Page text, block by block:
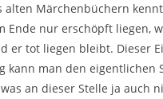
alten Märchenbüchern
Ende nur erschöpft liegen,
er tot liegen bleibt. Dieser
man den eigentlichen
an dieser Stelle ja auch